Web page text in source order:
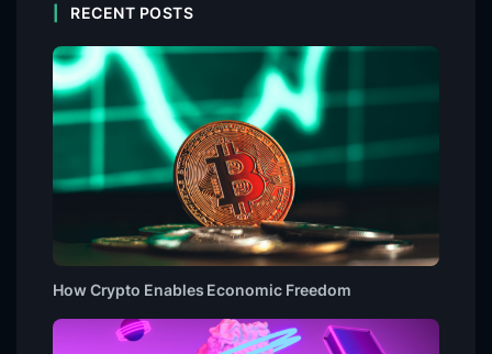
RECENT POSTS
How Crypto Enables Economic Freedom